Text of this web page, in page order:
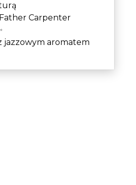
Carpenter
jazzowym aromatem